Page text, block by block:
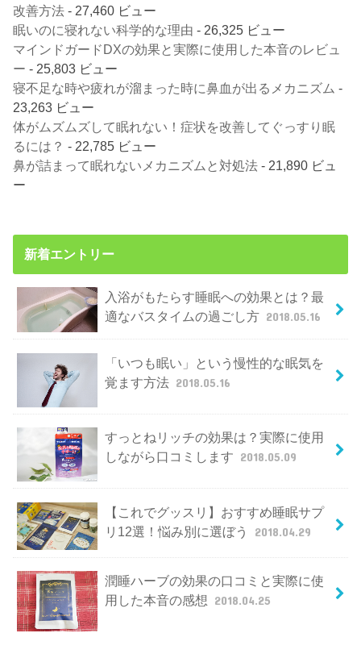
改善方法 - 27,460 ビュー
眠いのに寝れない科学的な理由 - 26,325 ビュー
マインドガードDXの効果と実際に使用した本音のレビュ
ー - 25,803 ビュー
寝不足な時や疲れが溜まった時に鼻血が出るメカニズム -
23,263 ビュー
体がムズムズして眠れない！症状を改善してぐっすり眠
るには？ - 22,785 ビュー
鼻が詰まって眠れないメカニズムと対処法 - 21,890 ビュ
ー
新着エントリー
入浴がもたらす睡眠への効果とは？最
適なバスタイムの過ごし方 2018.05.16
「いつも眠い」という慢性的な眠気を
覚ます方法 2018.05.16
すっとねリッチの効果は？実際に使用
しながら口コミします 2018.05.09
【これでグッスリ】おすすめ睡眠サプ
リ12選！悩み別に選ぼう
2018.04.29
潤睡ハーブの効果の口コミと実際に使
用した本音の感想 2018.04.25